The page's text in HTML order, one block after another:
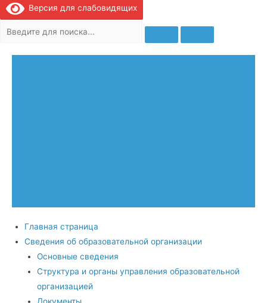
Версия для слабовидящих
Главная страница
Сведения об образовательной организации
Основные сведения
Структура и органы управления образовательной
организацией
Документы